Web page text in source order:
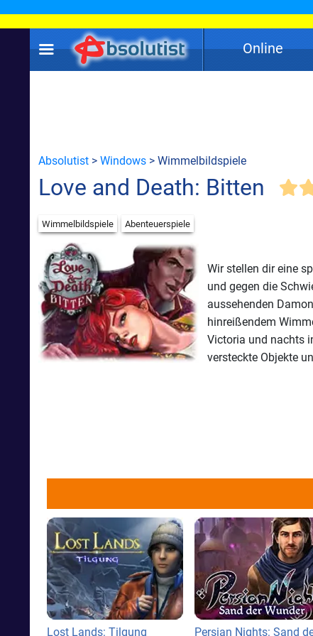
Online
Absolutist > Windows > Wimmelbildspiele
Love and Death: Bitten
Wimmelbildspiele Abenteuerspiele
Wir stellen dir eine
und gegen die
aussehenden
hinreißendem
Victoria und nachts
versteckte Objekte
Lost Lands: Tilgung Persian Nights: Sand